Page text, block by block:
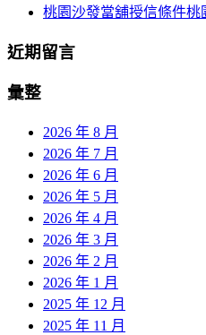
桃園沙發當舖授信條件
近期留言
彙整
2026 年 8 月
2026 年 7 月
2026 年 6 月
2026 年 5 月
2026 年 4 月
2026 年 3 月
2026 年 2 月
2026 年 1 月
2025 年 12 月
2025 年 11 月